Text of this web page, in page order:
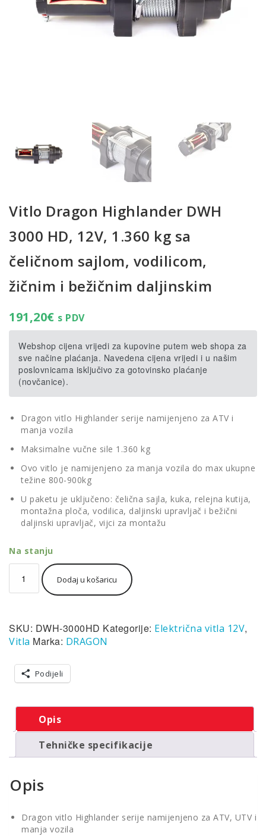
Vitlo Dragon Highlander DWH
3000 HD, 12V, 1.360 kg sa
čeličnom sajlom, vodilicom,
žičnim i bežičnim daljinskim
191,20€ s PDV
Webshop cijena vrijedi za kupovine putem web shopa za
sve načine plaćanja. Navedena cijena vrijedi i u našim
poslovnicama isključivo za gotovinsko plaćanje
(novčanice).
Dragon vitlo Highlander serije namijenjeno za ATV i
manja vozila
Maksimalne vučne sile 1.360 kg
Ovo vitlo je namijenjeno za manja vozila do max ukupne
težine 800-900kg
U paketu je uključeno: čelična sajla, kuka, relejna kutija,
montažna ploča, vodilica, daljinski upravljač i bežični
daljinski upravljač, vijci za montažu
Na stanju
Dragon
Highlander
HD,
12V,
kg
vodilicom,
bežičnim
daljinskim
Dodaj u košaricu
SKU: DWH-3000HD Kategorije: Električna vitla 12V,
Vitla Marka: DRAGON
Podijeli
Opis
Tehničke specifikacije
Opis
Dragon vitlo Highlander serije namijenjeno za ATV, UTV i
manja vozila